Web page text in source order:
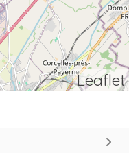
Leaflet